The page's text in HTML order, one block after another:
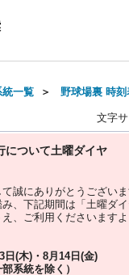
統一覧 ＞ 野球場裏 時刻
文字
ついて土曜ダイヤ
誠にありがとうございま
、下記期間は「土曜ダイ
、ご利用くださいますよ
日(木)・8月14日(金)
系統を除く）